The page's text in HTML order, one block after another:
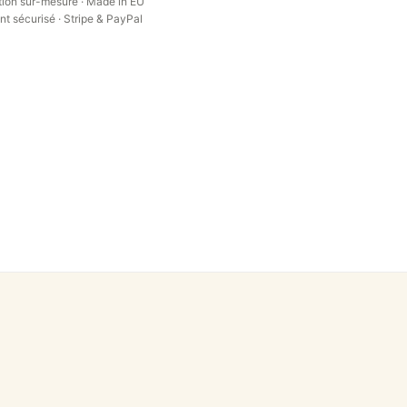
sécurisé · Stripe & PayPal